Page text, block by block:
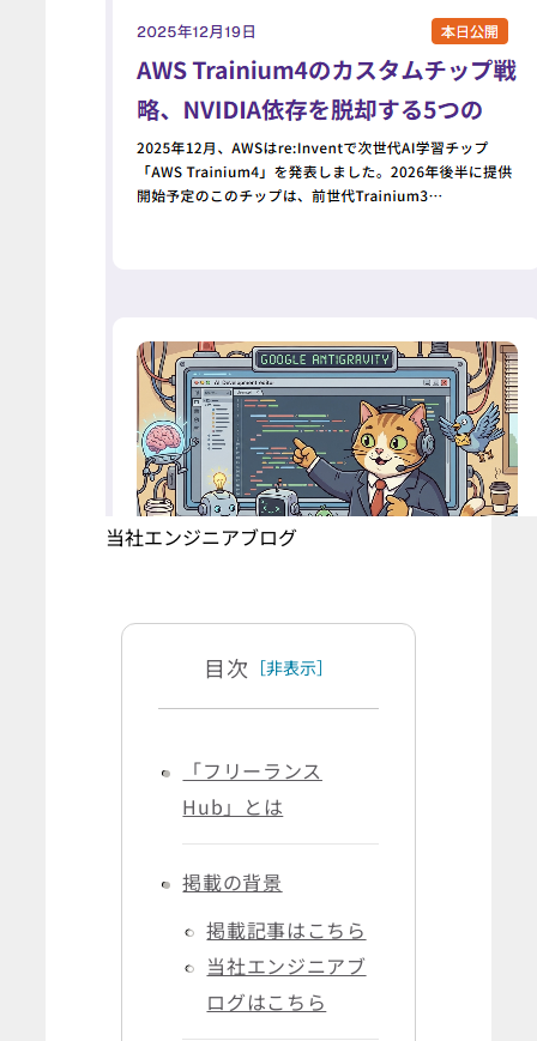
当社エンジニアブログ
目次 ［非表示］
「フリーランス
Hub」とは
掲載の背景
掲載記事はこちら
当社エンジニアブ
ログはこちら